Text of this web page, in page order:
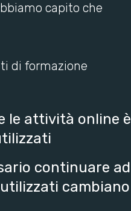
capito che
di formazione
le attività online è
continuare ad
cambiano